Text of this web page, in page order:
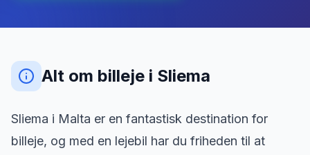
Alt om billeje i Sliema
Sliema i Malta er en fantastisk destination for
billeje, og med en lejebil har du friheden til at